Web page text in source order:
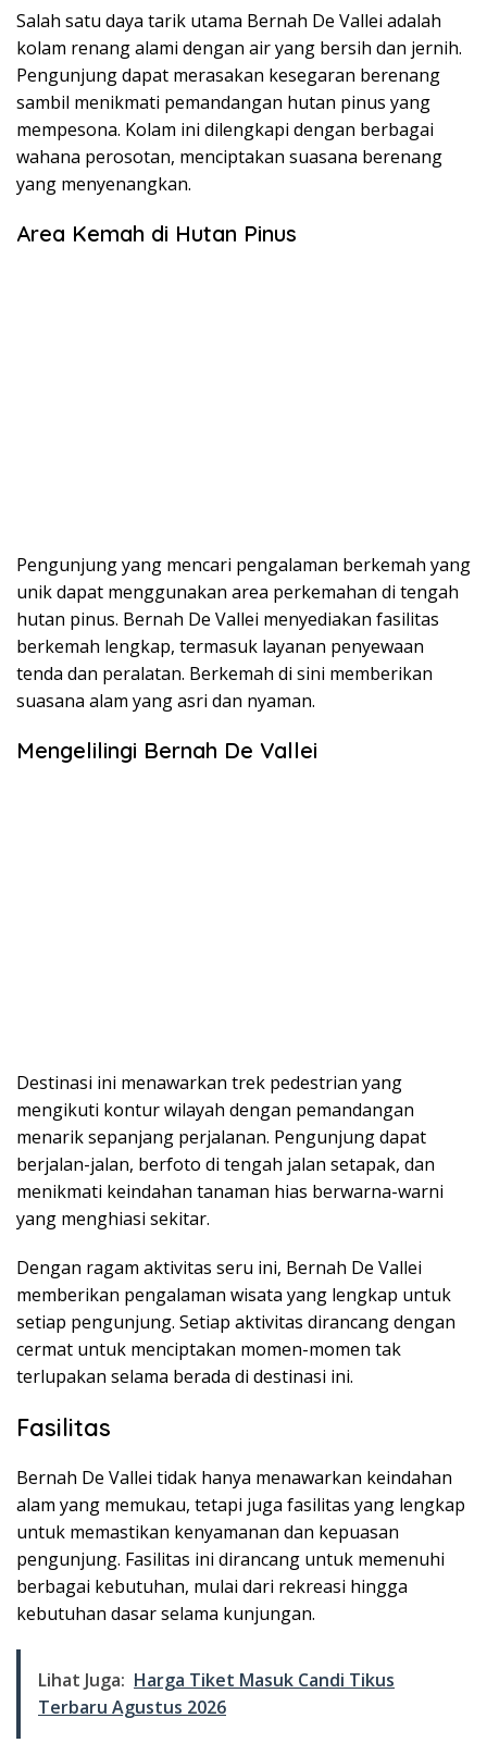
Salah satu daya tarik utama Bernah De Vallei adalah
kolam renang alami dengan air yang bersih dan jernih.
Pengunjung dapat merasakan kesegaran berenang
sambil menikmati pemandangan hutan pinus yang
mempesona. Kolam ini dilengkapi dengan berbagai
wahana perosotan, menciptakan suasana berenang
yang menyenangkan.
Area Kemah di Hutan Pinus
Pengunjung yang mencari pengalaman berkemah yang
unik dapat menggunakan area perkemahan di tengah
hutan pinus. Bernah De Vallei menyediakan fasilitas
berkemah lengkap, termasuk layanan penyewaan
tenda dan peralatan. Berkemah di sini memberikan
suasana alam yang asri dan nyaman.
Mengelilingi Bernah De Vallei
Destinasi ini menawarkan trek pedestrian yang
mengikuti kontur wilayah dengan pemandangan
menarik sepanjang perjalanan. Pengunjung dapat
berjalan-jalan, berfoto di tengah jalan setapak, dan
menikmati keindahan tanaman hias berwarna-warni
yang menghiasi sekitar.
Dengan ragam aktivitas seru ini, Bernah De Vallei
memberikan pengalaman wisata yang lengkap untuk
setiap pengunjung. Setiap aktivitas dirancang dengan
cermat untuk menciptakan momen-momen tak
terlupakan selama berada di destinasi ini.
Fasilitas
Bernah De Vallei tidak hanya menawarkan keindahan
alam yang memukau, tetapi juga fasilitas yang lengkap
untuk memastikan kenyamanan dan kepuasan
pengunjung. Fasilitas ini dirancang untuk memenuhi
berbagai kebutuhan, mulai dari rekreasi hingga
kebutuhan dasar selama kunjungan.
Lihat Juga: Harga Tiket Masuk Candi Tikus
Terbaru Agustus 2026